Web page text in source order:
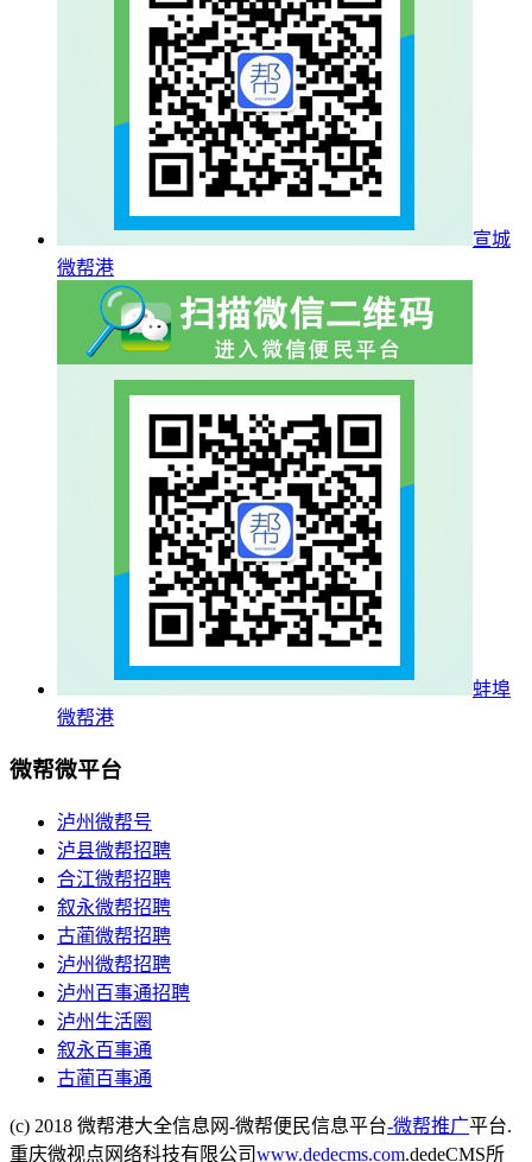
宣城
微帮港
蚌埠
微帮港
微帮微平台
泸州微帮号
泸县微帮招聘
合江微帮招聘
叙永微帮招聘
古蔺微帮招聘
泸州微帮招聘
泸州百事通招聘
泸州生活圈
叙永百事通
古蔺百事通
(c) 2018 微帮港大全信息网-微帮便民信息平台-微帮推广平台.
重庆微视点网络科技有限公司www.dedecms.com.dedeCMS所